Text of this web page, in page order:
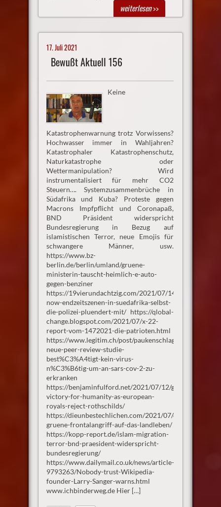
weiterlesen>>
17. Juli 2021
Bewußt Aktuell 156
Keine
Katastrophenwarnung trotz Vorwissens?
Hochwasser immer in Wahljahren?
Katastrophaler Katastrophenschutz,
Naturkatastrophe oder
Wettermanipulation? Wird
instrumentalisiert für mehr CO2
Steuern…. Systemzusammenbrüche in
Südafrika und Kuba? Proteste gegen
Macrons Impfpflicht und Coronapaß,
BND Präsident widerspricht
Bundesregierung in Bezug auf
islamistischen Terror, neue Emojis für
schwangere Männer, usw.
https://www.bz-
berlin.de/berlin/umland/gruene-
ministerin-tauscht-heimlich-e-auto-
gegen-benziner
https://19vierundachtzig.com/2021/07/14/apocalypse-
now-endzeitszenen-in-suedafrika-selbst-
die-polizei-pluendert-mit/ https://qlobal-
change.blogspot.com/2021/07/x-22-
report-vom-1472021-die-patrioten.html
https://www.legitim.ch/post/paukenschlag-
neue-peer-review-studie-
best%C3%A4tigt-kein-virus-
n%C3%B6tig-um-an-sars-cov-2-zu-
erkranken
https://benjaminfulford.net/2021/07/12/great-
victory-for-humanity-as-european-
royals-reject-rothschilds/
https://dieunbestechlichen.com/2021/07/der-
gruene-frontalangriff-auf-das-landleben/
https://kopp-report.de/islam-migration-
terror-bnd-praesident-widerspricht-
bundesregierung/
https://www.dailymail.co.uk/news/article-
9793263/Nobody-trust-Wikipedia-
founder-Larry-Sanger-warns.html
www.ichbinderweg.de Hier […]